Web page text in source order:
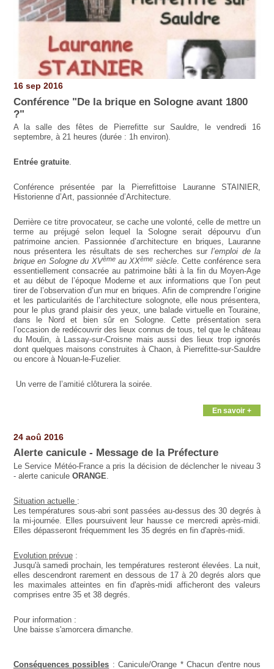
16 sep 2016
Conférence "De la brique en Sologne avant 1800
?"
A la salle des fêtes de Pierrefitte sur Sauldre, le vendredi 16
septembre, à 21 heures (durée : 1h environ).
Entrée gratuite.
Conférence présentée par la Pierrefittoise Lauranne STAINIER,
Historienne d’Art, passionnée d’Architecture.
Derrière ce titre provocateur, se cache une volonté, celle de mettre un
terme au préjugé selon lequel la Sologne serait dépourvu d’un
patrimoine ancien. Passionnée d’architecture en briques, Lauranne
nous présentera les résultats de ses recherches surl’emploi de la
brique en Sologne du XVèmeau XXème siècle. Cette conférence sera
essentiellement consacrée au patrimoine bâti à la fin du Moyen-Age
et au début de l’époque Moderne et aux informations que l’on peut
tirer de l’observation d’un mur en briques. Afin de comprendre l’origine
et les particularités de l’architecture solognote, elle nous présentera,
pour le plus grand plaisir des yeux, une balade virtuelle en Touraine,
dans le Nord et bien sûr en Sologne. Cette présentation sera
l’occasion de redécouvrir des lieux connus de tous, tel que le château
du Moulin, à Lassay-sur-Croisne mais aussi des lieux trop ignorés
dont quelques maisons construites à Chaon, à Pierrefitte-sur-Sauldre
ou encore à Nouan-le-Fuzelier.
Un verre de l’amitié clôturera la soirée.
En savoir +
24 aoû 2016
Alerte canicule - Message de la Préfecture
Le Service Météo-France a pris la décision de déclencher le niveau 3
- alerte caniculeORANGE
Situation actuelle :
Les températures sous-abri sont passées au-dessus des 30 degrés à
la mi-journée. Elles poursuivent leur hausse ce mercredi après-midi.
Elles dépasseront fréquemment les 35 degrés en fin d'après-midi.
Evolution prévue:
Jusqu'à samedi prochain, les températures resteront élevées. La nuit,
elles descendront rarement en dessous de 17 à 20 degrés alors que
les maximales atteintes en fin d'après-midi afficheront des valeurs
comprises entre 35 et 38 degrés.
Pour information :
Une baisse s'amorcera dimanche.
Conséquences possibles : Canicule/Orange * Chacun d'entre nous